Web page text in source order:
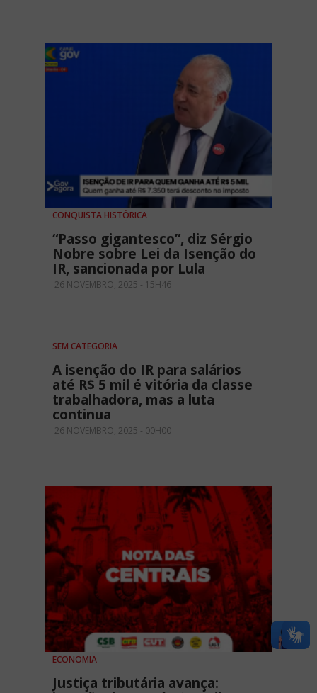
CONQUISTA HISTÓRICA
“Passo gigantesco”, diz Sérgio
Nobre sobre Lei da Isenção do
IR, sancionada por Lula
26 NOVEMBRO, 2025 - 15H46
SEM CATEGORIA
A isenção do IR para salários
até R$ 5 mil é vitória da classe
trabalhadora, mas a luta
continua
26 NOVEMBRO, 2025 - 00H00
ECONOMIA
Justiça tributária avança: